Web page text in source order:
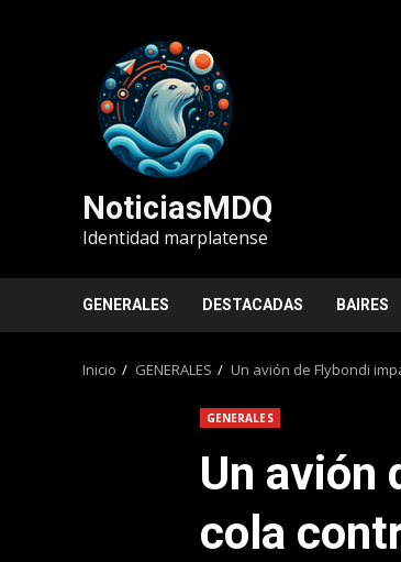
NoticiasMDQ
Identidad marplatense
GENERALES DESTACADAS BAIRES
Inicio GENERALES Un avión de Flybondi
GENERALES
Un avión
cola